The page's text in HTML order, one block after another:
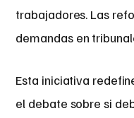
trabajadores. Las
demandas en
Esta iniciativa
el debate sobre si